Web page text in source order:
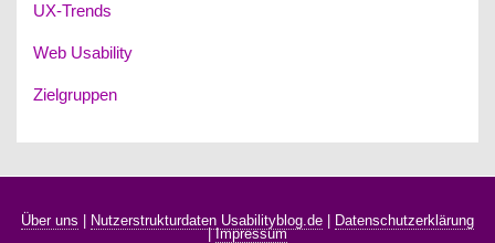
UX-Trends
Web Usability
Zielgruppen
Über uns | Nutzerstrukturdaten Usabilityblog.de | Datenschutzerklärung
|Impressum